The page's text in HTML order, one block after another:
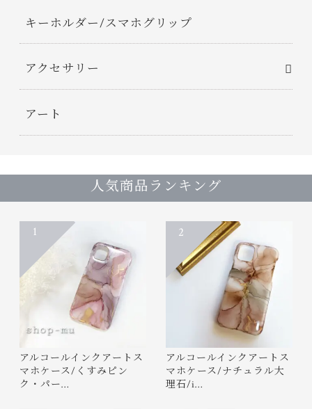
キーホルダー/スマホグリップ
アクセサリー
アート
人気商品ランキング
アルコールインクアートス
マホケース/くすみピン
ク・パー…
1
アルコールインクアートス
マホケース/ナチュラル大
理石/i…
2